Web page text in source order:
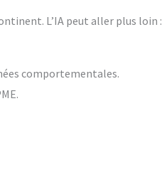
L’IA peut aller plus loin :
comportementales.